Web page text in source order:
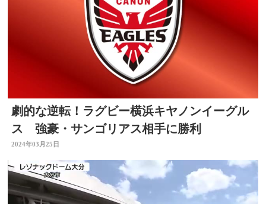
劇的な逆転！ラグビー横浜キヤノンイーグル
ス 強豪・サンゴリアス相手に勝利
2024年03月25日